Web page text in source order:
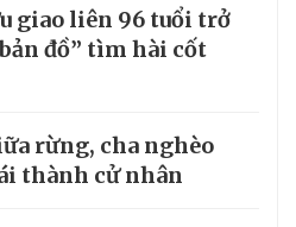
giao liên 96 tuổi trở
đồ” tìm hài cốt
rừng, cha nghèo
thành cử nhân